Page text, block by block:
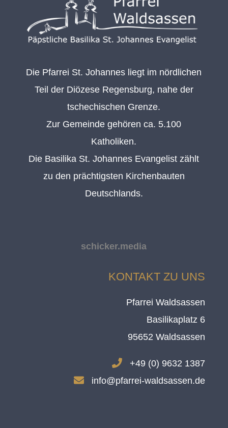
Die Pfarrei St. Johannes liegt im nördlichen
Teil der Diözese Regensburg, nahe der
tschechischen Grenze.
Zur Gemeinde gehören ca. 5.100
Katholiken.
Die Basilika St. Johannes Evangelist zählt
zu den prächtigsten Kirchenbauten
Deutschlands.
schicker.media
KONTAKT ZU UNS
Pfarrei Waldsassen
Basilikaplatz 6
95652 Waldsassen
+49 (0) 9632 1387
info@pfarrei-waldsassen.de